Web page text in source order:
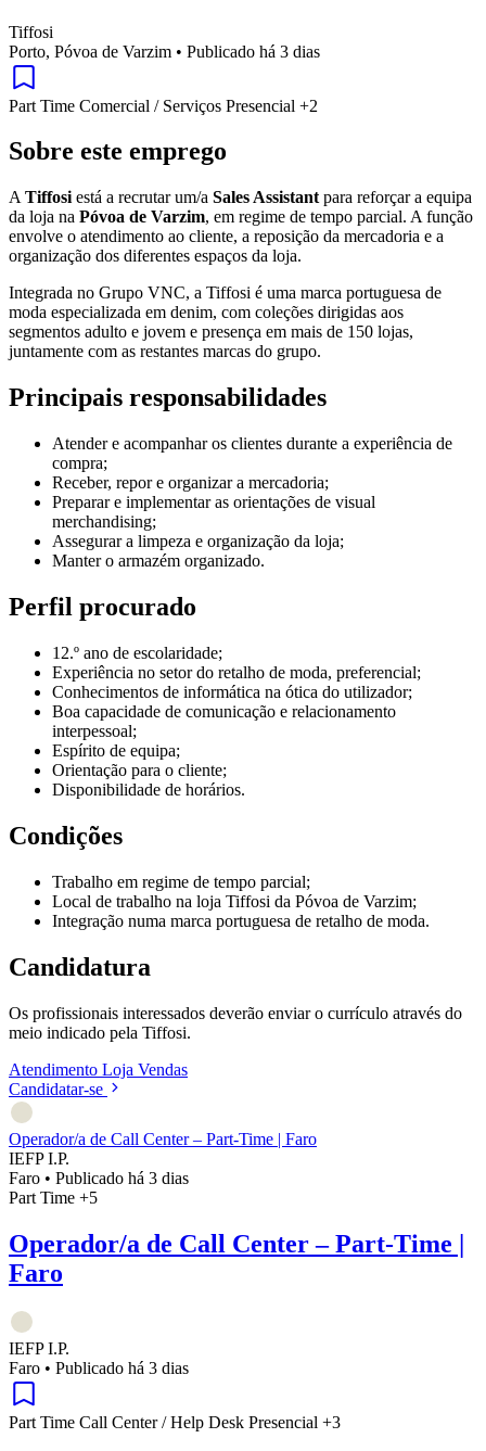
Tiffosi
Porto, Póvoa de Varzim • Publicado há 3 dias
Part Time Comercial / Serviços Presencial +2
Sobre este emprego
A Tiffosi está a recrutar um/a Sales Assistant para reforçar a equipa
da loja na Póvoa de Varzim, em regime de tempo parcial. A função
envolve o atendimento ao cliente, a reposição da mercadoria e a
organização dos diferentes espaços da loja.
Integrada no Grupo VNC, a Tiffosi é uma marca portuguesa de
moda especializada em denim, com coleções dirigidas aos
segmentos adulto e jovem e presença em mais de 150 lojas,
juntamente com as restantes marcas do grupo.
Principais responsabilidades
Atender e acompanhar os clientes durante a experiência de
compra;
Receber, repor e organizar a mercadoria;
Preparar e implementar as orientações de visual
merchandising;
Assegurar a limpeza e organização da loja;
Manter o armazém organizado.
Perfil procurado
12.º ano de escolaridade;
Experiência no setor do retalho de moda, preferencial;
Conhecimentos de informática na ótica do utilizador;
Boa capacidade de comunicação e relacionamento
interpessoal;
Espírito de equipa;
Orientação para o cliente;
Disponibilidade de horários.
Condições
Trabalho em regime de tempo parcial;
Local de trabalho na loja Tiffosi da Póvoa de Varzim;
Integração numa marca portuguesa de retalho de moda.
Candidatura
Os profissionais interessados deverão enviar o currículo através do
meio indicado pela Tiffosi.
Atendimento Loja Vendas
Candidatar-se
Operador/a de Call Center – Part-Time | Faro
IEFP I.P.
Faro • Publicado há 3 dias
Part Time +5
Operador/a de Call Center – Part-Time |
Faro
IEFP I.P.
Faro • Publicado há 3 dias
Part Time Call Center / Help Desk Presencial +3